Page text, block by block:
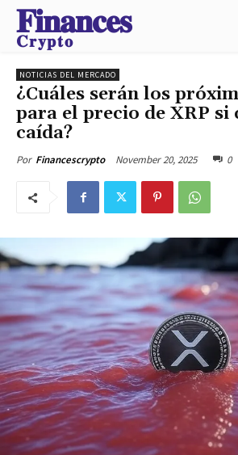
𝐅𝐢𝐧𝐚𝐧𝐜𝐞𝐬
𝐂𝐫𝐲𝐩𝐭𝐨
NOTICIAS DEL MERCADO
¿Cuáles serán los
para el precio de XRP
caída?
Por Financescrypto November 20, 2025 0